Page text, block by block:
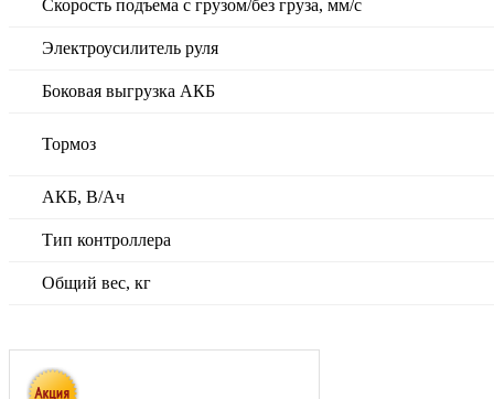
Скорость подъема с грузом/без груза, мм/с
Электроусилитель руля
Боковая выгрузка АКБ
Тормоз
АКБ, В/Ач
Тип контроллера
Общий вес, кг